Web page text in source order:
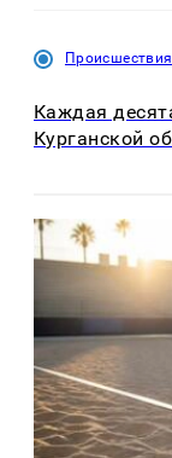
Происшествия
Каждая
Курганской